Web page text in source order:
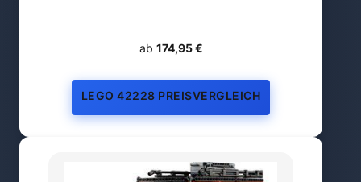
ab 174,95 €
LEGO 42228 PREISVERGLEICH